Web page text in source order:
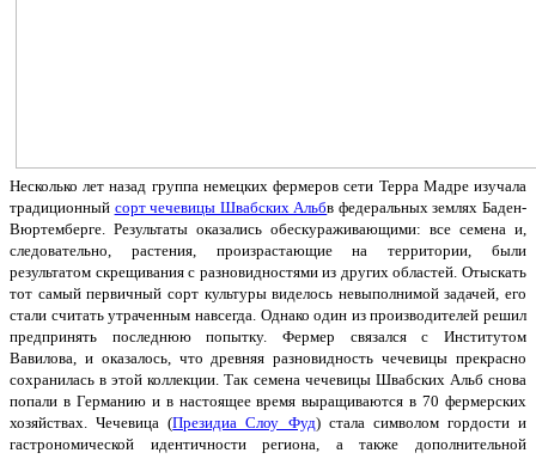
Несколько лет назад группа немецких фермеров сети Терра Мадре изучала
традиционный сорт чечевицы Швабских Альбв федеральных землях Баден-
Вюртемберге. Результаты оказались обескураживающими: все семена и,
следовательно, растения, произрастающие на территории, были
результатом скрещивания с разновидностями из других областей. Отыскать
тот самый первичный сорт культуры виделось невыполнимой задачей, его
стали считать утраченным навсегда. Однако один из производителей решил
предпринять последнюю попытку. Фермер связался с Институтом
Вавилова, и оказалось, что древняя разновидность чечевицы прекрасно
сохранилась в этой коллекции. Так семена чечевицы Швабских Альб снова
попали в Германию и в настоящее время выращиваются в 70 фермерских
хозяйствах. Чечевица (Президиа Слоу Фуд) стала символом гордости и
гастрономической идентичности региона, а также дополнительной